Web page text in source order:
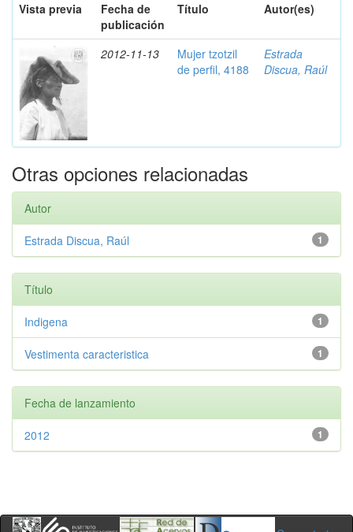
Vista previa
Fecha de
publicación
Título Autor(es)
2012-11-13
Mujer tzotzil
de perfil, 4188
Estrada
Discua, Raúl
Otras opciones relacionadas
Autor
1
Estrada Discua, Raúl
Título
1
Indigena
1
Vestimenta caracteristica
Fecha de lanzamiento
1
2012